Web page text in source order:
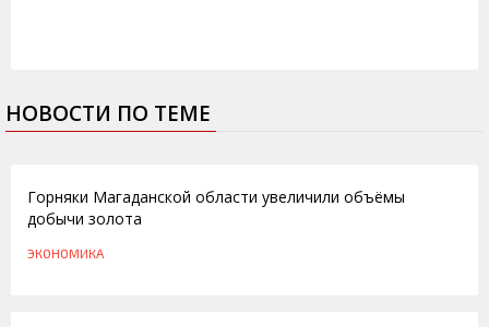
НОВОСТИ ПО ТЕМЕ
Горняки Магаданской области увеличили объёмы
добычи золота
ЭКОНОМИКА